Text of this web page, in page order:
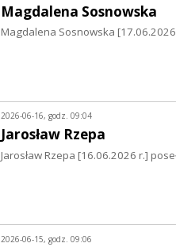
Magdalena Sosnowska
Magdalena Sosnowska
2026-06-16, godz. 09:04
Jarosław Rzepa
Jarosław Rzepa [16.06.2026 r.]
2026-06-15, godz. 09:06